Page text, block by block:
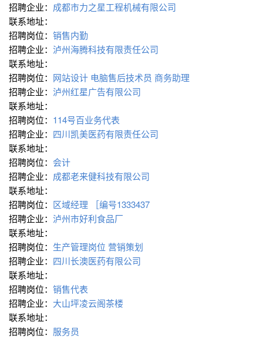
招聘企业： 成都市力之星工程机械有限公司
联系地址：
招聘岗位： 销售内勤
招聘企业： 泸州海腾科技有限责任公司
联系地址：
招聘岗位： 网站设计 电脑售后技术员 商务助理
招聘企业： 泸州红星广告有限公司
联系地址：
招聘岗位： 114号百业务代表
招聘企业： 四川凯美医药有限责任公司
联系地址：
招聘岗位： 会计
招聘企业： 成都老来健科技有限公司
联系地址：
招聘岗位： 区域经理
［编号1333437
招聘企业： 泸州市好利食品厂
联系地址：
招聘岗位： 生产管理岗位 营销策划
招聘企业： 四川长澳医药有限公司
联系地址：
招聘岗位： 销售代表
招聘企业： 大山坪凌云阁茶楼
联系地址：
招聘岗位： 服务员